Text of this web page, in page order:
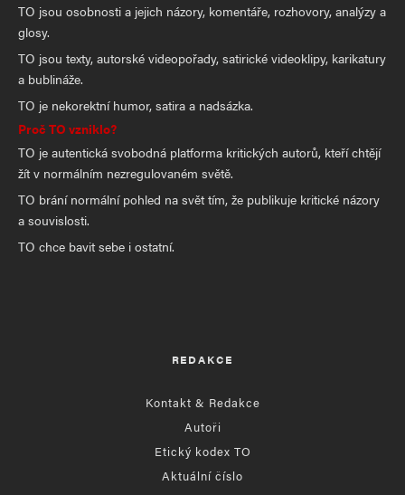
TO jsou osobnosti a jejich názory, komentáře, rozhovory, analýzy a
glosy.
TO jsou texty, autorské videopořady, satirické videoklipy, karikatury
a bublináže.
TO je nekorektní humor, satira a nadsázka.
Proč TO vzniklo?
TO je autentická svobodná platforma kritických autorů, kteří chtějí
žít v normálním nezregulovaném světě.
TO brání normální pohled na svět tím, že publikuje kritické názory
a souvislosti.
TO chce bavit sebe i ostatní.
REDAKCE
Kontakt & Redakce
Autoři
Etický kodex TO
Aktuální číslo